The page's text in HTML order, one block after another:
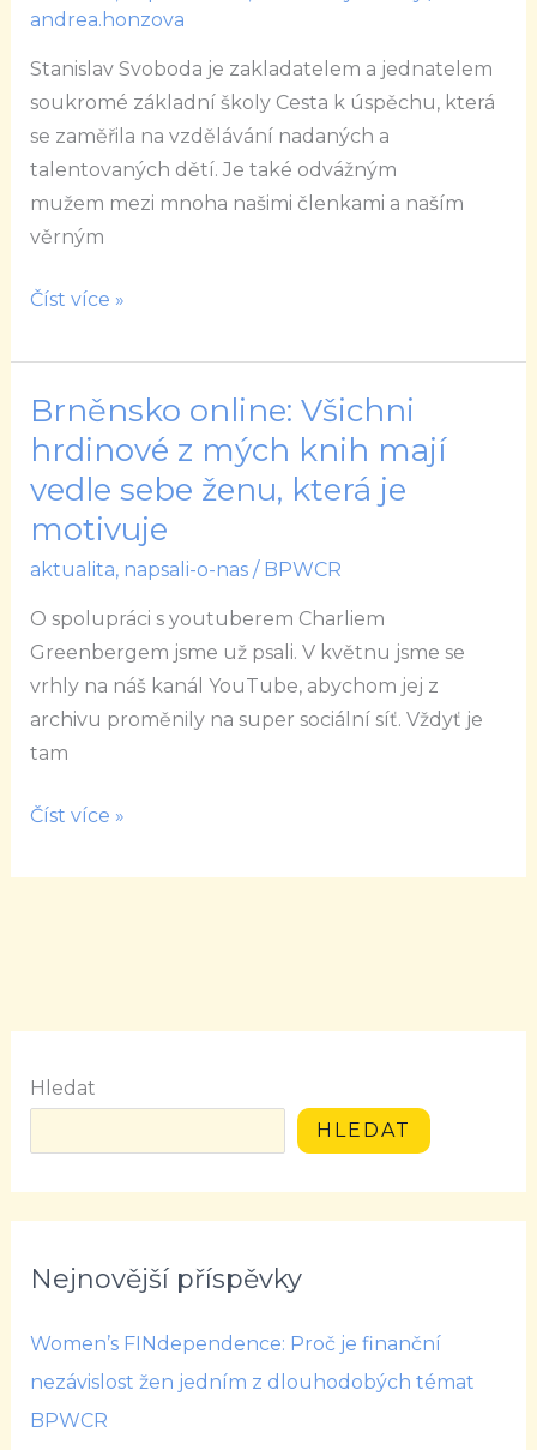
andrea.honzova
Stanislav Svoboda je zakladatelem a jednatelem
soukromé základní školy Cesta k úspěchu, která
se zaměřila na vzdělávání nadaných a
talentovaných dětí. Je také odvážným
mužem mezi mnoha našimi členkami a naším
věrným
reaguje
na
přání
rodičů
svých
žáků
Číst více »
Brněnsko online: Všichni
hrdinové z mých knih mají
vedle sebe ženu, která je
motivuje
aktualita, napsali-o-nas/ BPWCR
O spolupráci s youtuberem Charliem
Greenbergem jsme už psali. V květnu jsme se
vrhly na náš kanál YouTube, abychom jej z
archivu proměnily na super sociální síť. Vždyť je
tam
Brněnsko
online:
Všichni
hrdinové
z
mých
knih
mají
vedle
sebe
ženu,
je
Číst více »
Hledat
HLEDAT
Nejnovější příspěvky
Women’s FINdependence: Proč je finanční
nezávislost žen jedním z dlouhodobých témat
BPWCR